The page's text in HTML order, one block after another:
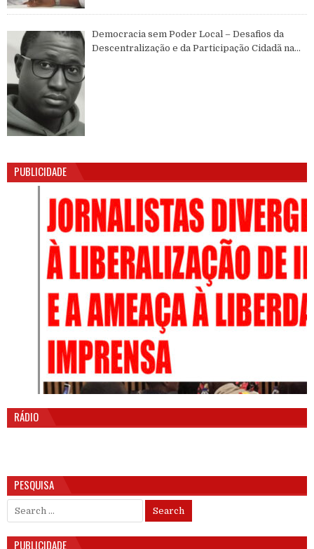
Democracia sem Poder Local – Desafios da
Descentralização e da Participação Cidadã na
PUBLICIDADE
RÁDIO
PESQUISA
Search for:
PUBLICIDADE